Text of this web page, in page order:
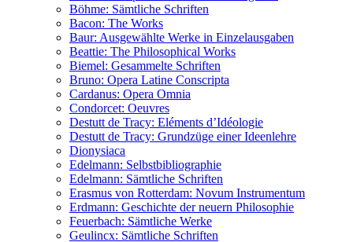
Böhme: Sämtliche Schriften
Bacon: The Works
Baur: Ausgewählte Werke in Einzelausgaben
Beattie: The Philosophical Works
Biemel: Gesammelte Schriften
Bruno: Opera Latine Conscripta
Cardanus: Opera Omnia
Condorcet: Oeuvres
Destutt de Tracy: Eléments d’Idéologie
Destutt de Tracy: Grundzüge einer Ideenlehre
Dionysiaca
Edelmann: Selbstbibliographie
Edelmann: Sämtliche Schriften
Erasmus von Rotterdam: Novum Instrumentum
Erdmann: Geschichte der neuern Philosophie
Feuerbach: Sämtliche Werke
Geulincx: Sämtliche Schriften